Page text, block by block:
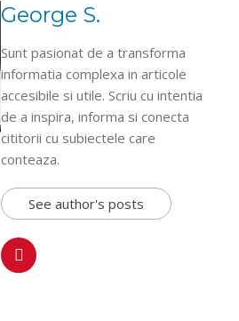
George S.
Sunt pasionat de a transforma
informatia complexa in articole
accesibile si utile. Scriu cu intentia
de a inspira, informa si conecta
cititorii cu subiectele care
conteaza.
See author's posts